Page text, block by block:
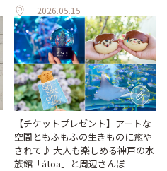
2026.05.15
【チケットプレゼント】アートな
空間ともふもふの生きものに癒や
されて♪ 大人も楽しめる神戸の水
族館「átoa」と周辺さんぽ